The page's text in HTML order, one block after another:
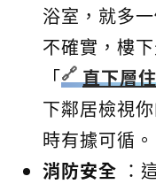
浴室，就多
不確實，樓
「
直下層
下鄰居檢視
時有據可循。
消防安全 ：